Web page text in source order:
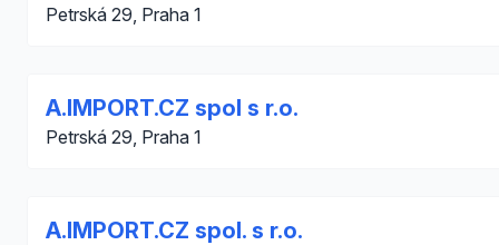
Petrská 29, Praha 1
A.IMPORT.CZ spol s r.o.
Petrská 29, Praha 1
A.IMPORT.CZ spol. s r.o.